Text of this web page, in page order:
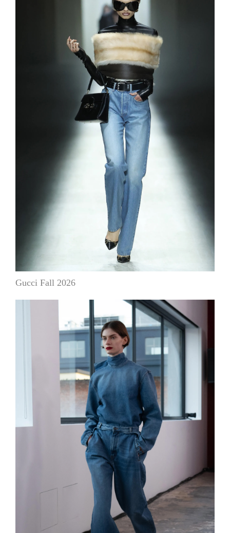
Gucci Fall 2026